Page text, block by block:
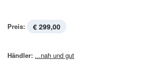
Preis: € 299,00
Händler: ...nah und gut